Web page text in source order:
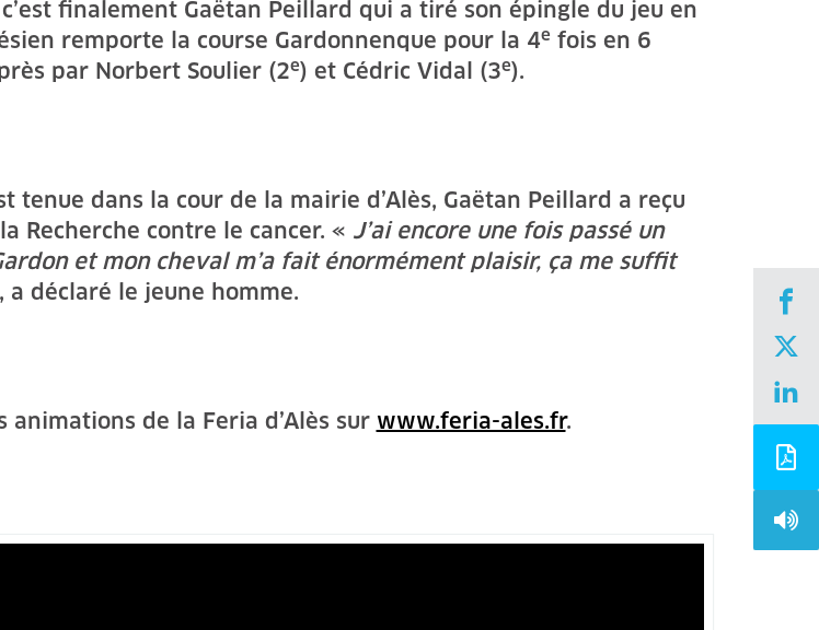
finalement Gaëtan Peillard qui a tiré son épingle du jeu en
remporte la course Gardonnenque pour la 4e fois en 6
par Norbert Soulier (2e) et Cédric Vidal (3e).
tenue dans la cour de la mairie d’Alès, Gaëtan Peillard a reçu
Recherche contre le cancer. « J’ai encore une fois passé un
et mon cheval m’a fait énormément plaisir, ça me suffit
a déclaré le jeune homme.
de la Feria d’Alès sur www.feria-ales.fr.